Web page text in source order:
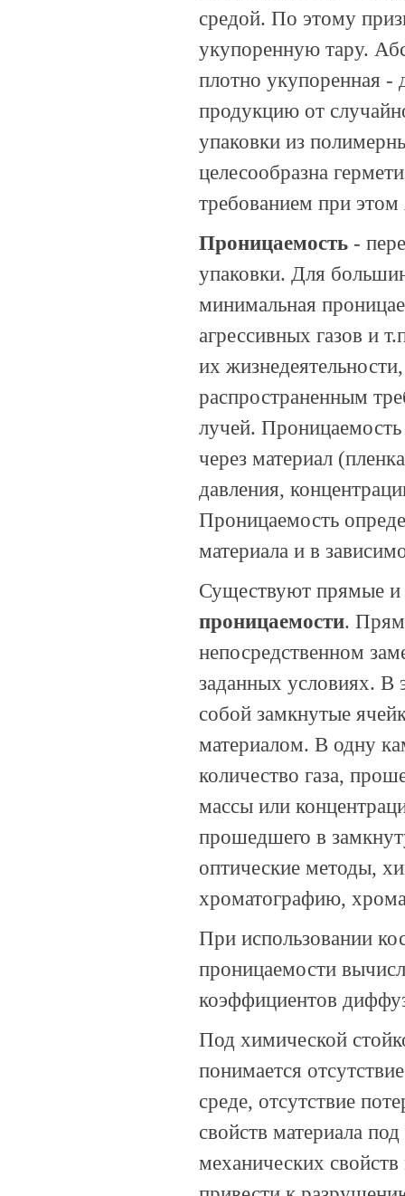
средой. По этому
укупоренную тару.
плотно укупоренная -
продукцию от
упаковки из
целесообразна
требованием при этом
Проницаемость -
упаковки. Для
минимальная
агрессивных газов и
их
распространенным
лучей. Проницаемость
через материал
давления,
Проницаемость
материала и в
Существуют прямые и
проницаемости.
непосредственном
заданных условиях. В
собой замкнутые
материалом. В одну
количество газа,
массы или
прошедшего в
оптические методы,
хроматографию,
При использовании
проницаемости
коэффициентов
Под химической
понимается
среде, отсутствие
свойств материала
механических